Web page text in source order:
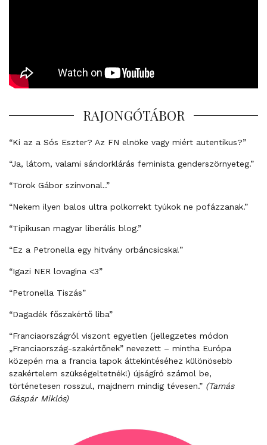
RAJONGÓTÁBOR
“Ki az a Sós Eszter? Az FN elnöke vagy miért autentikus?”
“Ja, látom, valami sándorklárás feminista genderszörnyeteg.”
“Török Gábor színvonal..”
“Nekem ilyen balos ultra polkorrekt tyúkok ne pofázzanak.”
“Tipikusan magyar liberális blog.”
“Ez a Petronella egy hitvány orbáncsicska!”
“Igazi NER lovagina <3”
“Petronella Tiszás”
“Dagadék főszakértő liba”
“Franciaországról viszont egyetlen (jellegzetes módon
„Franciaország-szakértőnek” nevezett – mintha Európa
közepén ma a francia lapok áttekintéséhez különösebb
szakértelem szükségeltetnék!) újságíró számol be,
történetesen rosszul, majdnem mindig tévesen.” (Tamás
Gáspár Miklós)